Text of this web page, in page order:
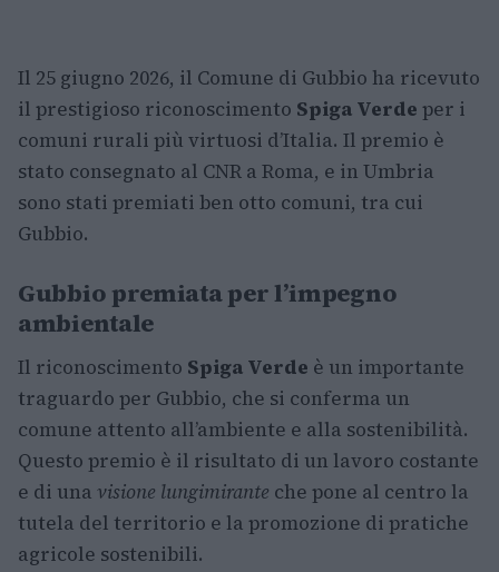
Il 25 giugno 2026, il Comune di Gubbio ha ricevuto
il prestigioso riconoscimento Spiga Verde per i
comuni rurali più virtuosi d’Italia. Il premio è
stato consegnato al CNR a Roma, e in Umbria
sono stati premiati ben otto comuni, tra cui
Gubbio.
Gubbio premiata per l’impegno
ambientale
Il riconoscimento Spiga Verde è un importante
traguardo per Gubbio, che si conferma un
comune attento all’ambiente e alla sostenibilità.
Questo premio è il risultato di un lavoro costante
e di una visione lungimirante che pone al centro la
tutela del territorio e la promozione di pratiche
agricole sostenibili.